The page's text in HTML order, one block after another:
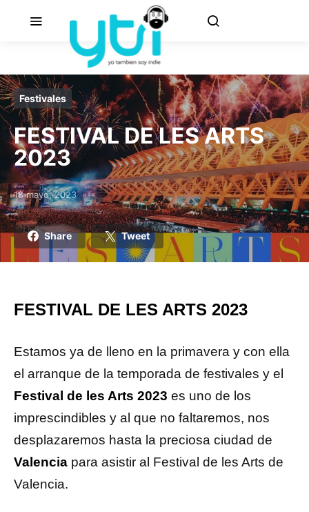
Festivales
FESTIVAL DE LES ARTS
2023
Posted on
18 mayo, 2023
Share Tweet
FESTIVAL DE LES ARTS 2023
Estamos ya de lleno en la primavera y con ella
el arranque de la temporada de festivales y el
Festival de les Arts 2023 es uno de los
imprescindibles y al que no faltaremos, nos
desplazaremos hasta la preciosa ciudad de
Valencia para asistir al Festival de les Arts de
Valencia.